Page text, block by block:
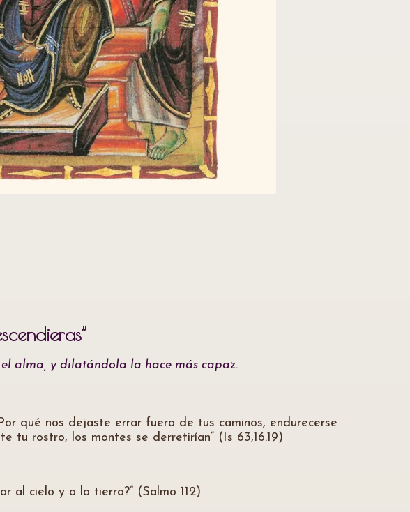
alma, y dilatándola la hace más capaz.
qué nos dejaste errar fuera de tus caminos, endurecerse
tu rostro, los montes se derretirían” (Is 63,16.19)
al cielo y a la tierra?” (Salmo 112)